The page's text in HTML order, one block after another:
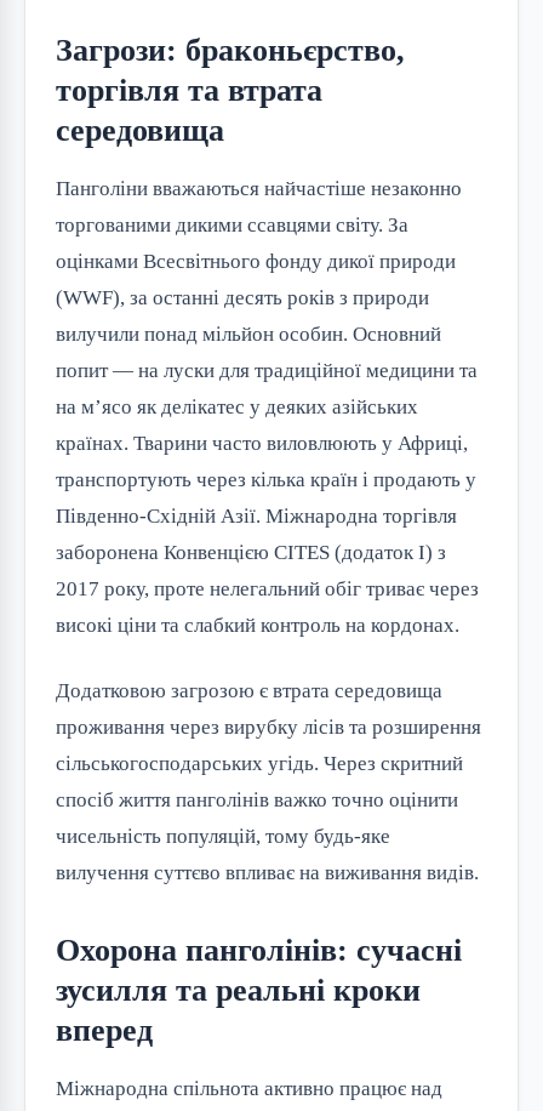
Загрози: браконьєрство,
торгівля та втрата
середовища
Панголіни вважаються найчастіше незаконно
торгованими дикими ссавцями світу. За
оцінками Всесвітнього фонду дикої природи
(WWF), за останні десять років з природи
вилучили понад мільйон особин. Основний
попит — на луски для традиційної медицини та
на м’ясо як делікатес у деяких азійських
країнах. Тварини часто виловлюють у Африці,
транспортують через кілька країн і продають у
Південно-Східній Азії. Міжнародна торгівля
заборонена Конвенцією CITES (додаток I) з
2017 року, проте нелегальний обіг триває через
високі ціни та слабкий контроль на кордонах.
Додатковою загрозою є втрата середовища
проживання через вирубку лісів та розширення
сільськогосподарських угідь. Через скритний
спосіб життя панголінів важко точно оцінити
чисельність популяцій, тому будь-яке
вилучення суттєво впливає на виживання видів.
Охорона панголінів: сучасні
зусилля та реальні кроки
вперед
Міжнародна спільнота активно працює над